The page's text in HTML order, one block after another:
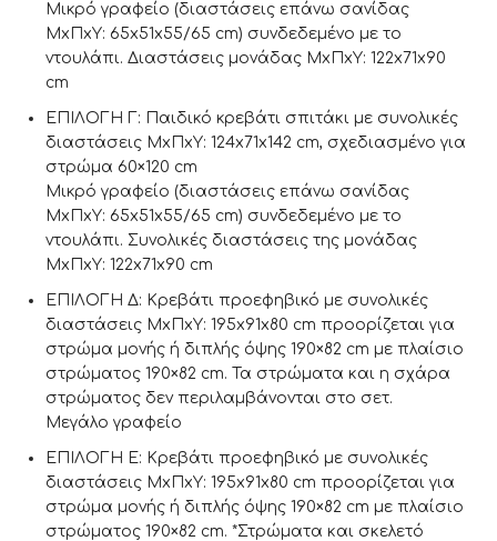
Μικρό γραφείο (διαστάσεις επάνω σανίδας
ΜxΠxΥ: 65x51x55/65 cm) συνδεδεμένο με το
ντουλάπι. Διαστάσεις μονάδας ΜxΠxΥ: 122x71x90
cm
ΕΠΙΛΟΓΗ Γ: Παιδικό κρεβάτι σπιτάκι με συνολικές
διαστάσεις ΜxΠxΥ: 124x71x142 cm, σχεδιασμένο για
στρώμα 60×120 cm
Μικρό γραφείο (διαστάσεις επάνω σανίδας
ΜxΠxΥ: 65x51x55/65 cm) συνδεδεμένο με το
ντουλάπι. Συνολικές διαστάσεις της μονάδας
ΜxΠxΥ: 122x71x90 cm
ΕΠΙΛΟΓΗ Δ: Κρεβάτι προεφηβικό με συνολικές
διαστάσεις ΜxΠxΥ: 195x91x80 cm προορίζεται για
στρώμα μονής ή διπλής όψης 190×82 cm με πλαίσιο
στρώματος 190×82 cm. Τα στρώματα και η σχάρα
στρώματος δεν περιλαμβάνονται στο σετ.
Μεγάλο γραφείο
ΕΠΙΛΟΓΗ Ε: Κρεβάτι προεφηβικό με συνολικές
διαστάσεις ΜxΠxΥ: 195x91x80 cm προορίζεται για
στρώμα μονής ή διπλής όψης 190×82 cm με πλαίσιο
στρώματος 190×82 cm. *Στρώματα και σκελετό